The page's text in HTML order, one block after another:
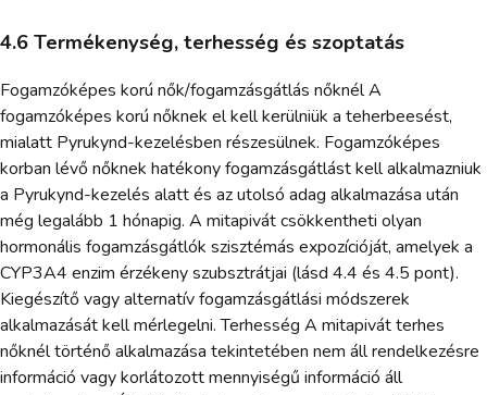
4.6 Termékenység, terhesség és szoptatás
Fogamzóképes korú nők/fogamzásgátlás nőknél A
fogamzóképes korú nőknek el kell kerülniük a teherbeesést,
mialatt Pyrukynd-kezelésben részesülnek. Fogamzóképes
korban lévő nőknek hatékony fogamzásgátlást kell alkalmazniuk
a Pyrukynd-kezelés alatt és az utolsó adag alkalmazása után
még legalább 1 hónapig. A mitapivát csökkentheti olyan
hormonális fogamzásgátlók szisztémás expozícióját, amelyek a
CYP3A4 enzim érzékeny szubsztrátjai (lásd 4.4 és 4.5 pont).
Kiegészítő vagy alternatív fogamzásgátlási módszerek
alkalmazását kell mérlegelni. Terhesség A mitapivát terhes
nőknél történő alkalmazása tekintetében nem áll rendelkezésre
információ vagy korlátozott mennyiségű információ áll